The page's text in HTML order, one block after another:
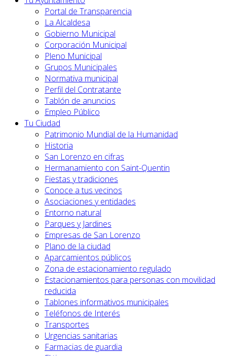
Portal de Transparencia
La Alcaldesa
Gobierno Municipal
Corporación Municipal
Pleno Municipal
Grupos Municipales
Normativa municipal
Perfil del Contratante
Tablón de anuncios
Empleo Público
Tu Ciudad
Patrimonio Mundial de la Humanidad
Historia
San Lorenzo en cifras
Hermanamiento con Saint-Quentin
Fiestas y tradiciones
Conoce a tus vecinos
Asociaciones y entidades
Entorno natural
Parques y Jardines
Empresas de San Lorenzo
Plano de la ciudad
Aparcamientos públicos
Zona de estacionamiento regulado
Estacionamientos para personas con movilidad
reducida
Tablones informativos municipales
Teléfonos de Interés
Transportes
Urgencias sanitarias
Farmacias de guardia